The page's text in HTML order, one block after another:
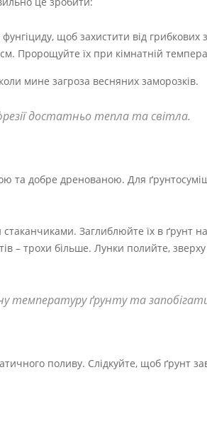
щоб захистити від грибкових
Пророщуйте їх при кімнатній
мине загроза весняних заморозків.
достатньо тепла та світла.
та добре дренованою. Для
Заглиблюйте їх в ґрунт
– трохи більше. Лунки полийте,
ґрунту та
поливу. Слідкуйте, щоб ґрунт